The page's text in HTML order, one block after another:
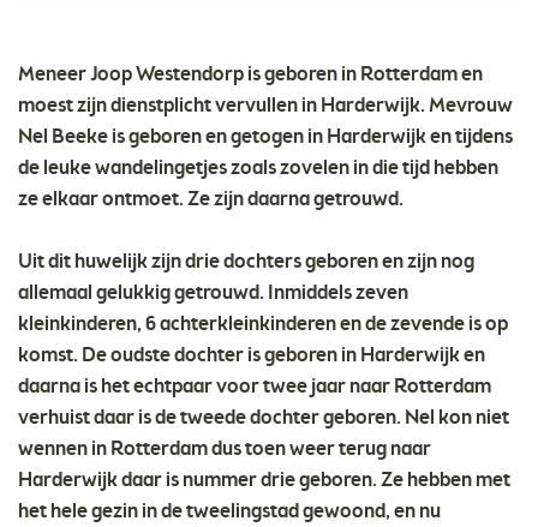
Meneer Joop Westendorp is geboren in Rotterdam en
moest zijn dienstplicht vervullen in Harderwijk. Mevrouw
Nel Beeke is geboren en getogen in Harderwijk en tijdens
de leuke wandelingetjes zoals zovelen in die tijd hebben
ze elkaar ontmoet. Ze zijn daarna getrouwd.
Uit dit huwelijk zijn drie dochters geboren en zijn nog
allemaal gelukkig getrouwd. Inmiddels zeven
kleinkinderen, 6 achterkleinkinderen en de zevende is op
komst. De oudste dochter is geboren in Harderwijk en
daarna is het echtpaar voor twee jaar naar Rotterdam
verhuist daar is de tweede dochter geboren. Nel kon niet
wennen in Rotterdam dus toen weer terug naar
Harderwijk daar is nummer drie geboren. Ze hebben met
het hele gezin in de tweelingstad gewoond, en nu